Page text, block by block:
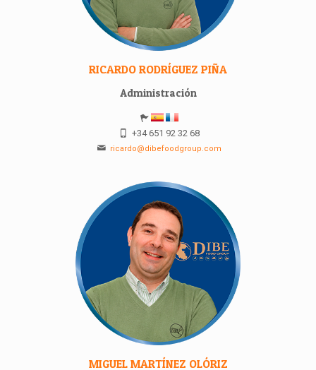
RICARDO RODRÍGUEZ PIÑA
Administración
+34 651 92 32 68
ricardo@dibefoodgroup.com
MIGUEL MARTÍNEZ OLÓRIZ